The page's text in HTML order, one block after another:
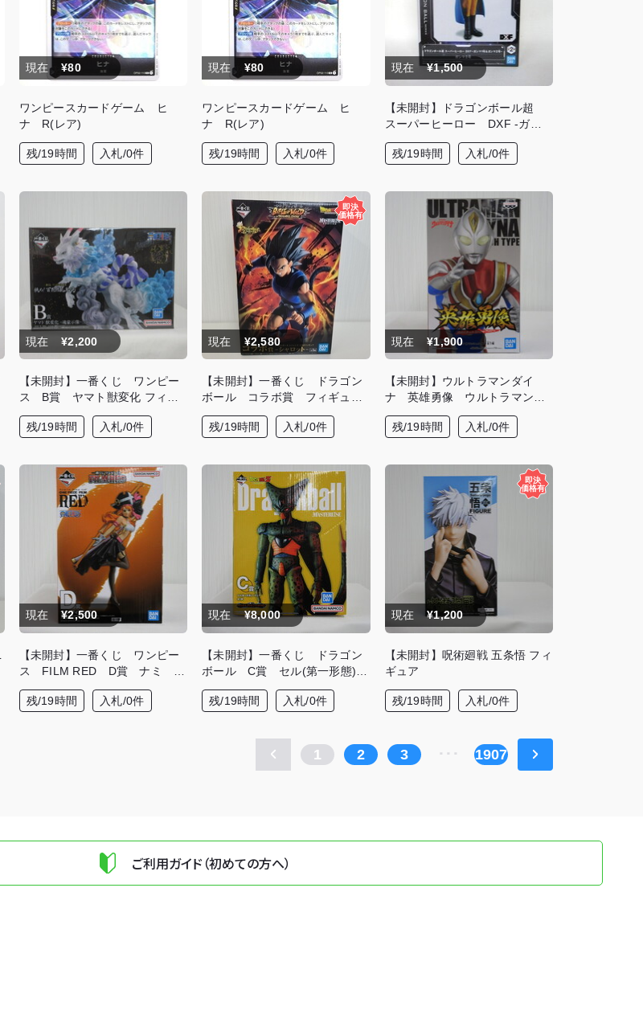
現在 ¥80
ワンピースカードゲーム ヒ
ナ R(レア)
残/19時間 入札/0件
現在 ¥80
ワンピースカードゲーム ヒ
ナ R(レア)
残/19時間 入札/0件
現在 ¥1,500
【未開封】ドラゴンボール超
スーパーヒーロー DXF -ガン
マ1号＆ガンマ2号- 【B】ガン
マ2号 フィギュア
残/19時間 入札/0件
現在 ¥2,200
【未開封】一番くじ ワンピー
ス B賞 ヤマト獣変化 フィギ
ュア
残/19時間
入札/0件
現在 ¥2,580
【未開封】一番くじ ドラゴン
ボール コラボ賞 フィギュア -
シャロット-
残/19時間
入札/0件
現在 ¥1,900
【未開封】ウルトラマンダイ
ナ 英雄勇像 ウルトラマンダ
イナ(フラッシュタイプ) フィ
ギュア
残/19時間 入札/0件
現在 ¥2,500
【未開封】一番くじ ワンピー
ス FILM RED D賞 ナミ フ
ィギュア
残/19時間
入札/0件
現在 ¥8,000
【未開封】一番くじ ドラゴン
ボール C賞 セル(第一形態)フ
ィギュア
残/19時間
入札/0件
現在 ¥1,200
【未開封】呪術廻戦 五条悟 フィ
ギュア
残/19時間 入札/0件
1 2 3 ･･･ 1907
ご利用ガイド（初めての方へ）